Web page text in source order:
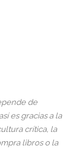
de
es gracias a la
crítica, la
libros o la